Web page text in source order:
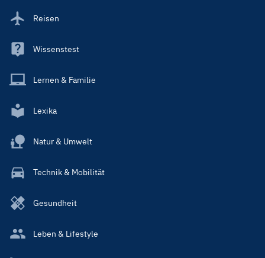
Reisen
Wissenstest
Lernen & Familie
Lexika
Natur & Umwelt
Technik & Mobilität
Gesundheit
Leben & Lifestyle